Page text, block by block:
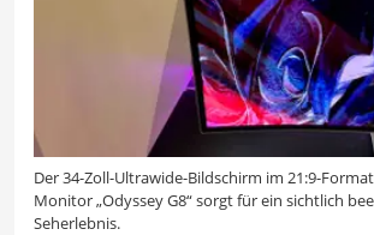
Der 34-Zoll-Ultrawide-Bildschirm im 21:9-
Monitor „Odyssey G8“ sorgt für ein sichtlich
Seherlebnis.